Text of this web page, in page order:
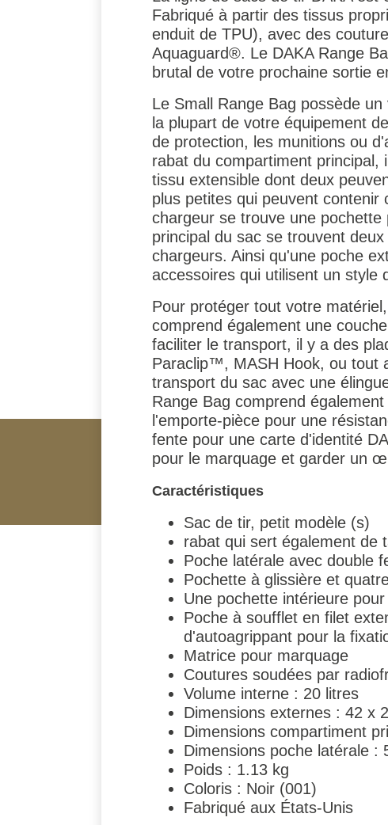
Fabriqué à partir des tissus
enduit de TPU), avec des
Aquaguard®. Le DAKA Range
brutal de votre prochaine sortie
Le Small Range Bag possède
la plupart de votre équipement
de protection, les munitions ou
rabat du compartiment principal,
tissu extensible dont deux
plus petites qui peuvent
chargeur se trouve une
principal du sac se trouvent
chargeurs. Ainsi qu'une poche
accessoires qui utilisent un style
Pour protéger tout votre
comprend également une
faciliter le transport, il y a des
Paraclip™, MASH Hook, ou tout
transport du sac avec une
Range Bag comprend
l'emporte-pièce pour une
fente pour une carte d'identité
pour le marquage et garder un
Caractéristiques
Sac de tir, petit modèle (s)
rabat qui sert également de
Poche latérale avec double
Pochette à glissière et
Une pochette intérieure
Poche à soufflet en filet
d'autoagrippant pour la
Matrice pour marquage
Coutures soudées par
Volume interne : 20 litres
Dimensions externes : 42 x
Dimensions compartiment
Dimensions poche latérale
Poids : 1.13 kg
Coloris : Noir (001)
Fabriqué aux États-Unis